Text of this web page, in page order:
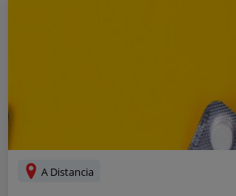
A Distancia